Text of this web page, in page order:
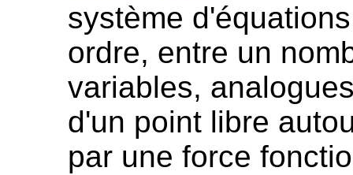
système
ordre, entre un
variables,
d'un point libre
par une force